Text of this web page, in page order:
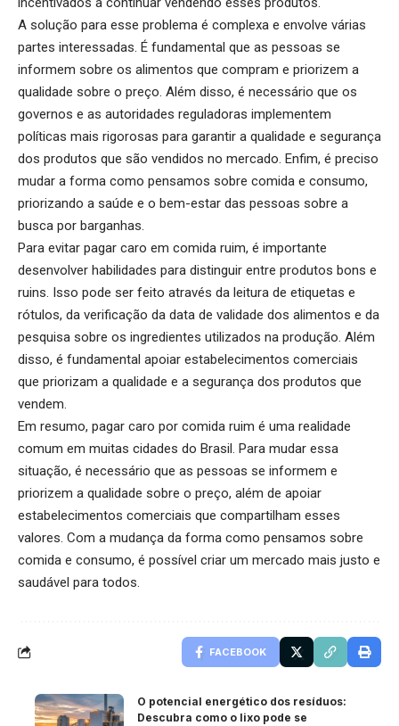
A solução para esse problema é complexa e envolve várias
partes interessadas. É fundamental que as pessoas se
informem sobre os alimentos que compram e priorizem a
qualidade sobre o preço. Além disso, é necessário que os
governos e as autoridades reguladoras implementem
políticas mais rigorosas para garantir a qualidade e segurança
dos produtos que são vendidos no mercado. Enfim, é preciso
mudar a forma como pensamos sobre comida e consumo,
priorizando a saúde e o bem-estar das pessoas sobre a
busca por barganhas.
Para evitar pagar caro em comida ruim, é importante
desenvolver habilidades para distinguir entre produtos bons e
ruins. Isso pode ser feito através da leitura de etiquetas e
rótulos, da verificação da data de validade dos alimentos e da
pesquisa sobre os ingredientes utilizados na produção. Além
disso, é fundamental apoiar estabelecimentos comerciais
que priorizam a qualidade e a segurança dos produtos que
vendem.
Em resumo, pagar caro por comida ruim é uma realidade
comum em muitas cidades do Brasil. Para mudar essa
situação, é necessário que as pessoas se informem e
priorizem a qualidade sobre o preço, além de apoiar
estabelecimentos comerciais que compartilham esses
valores. Com a mudança da forma como pensamos sobre
comida e consumo, é possível criar um mercado mais justo e
saudável para todos.
FACEBOOK
O potencial energético dos resíduos:
Descubra como o lixo pode se